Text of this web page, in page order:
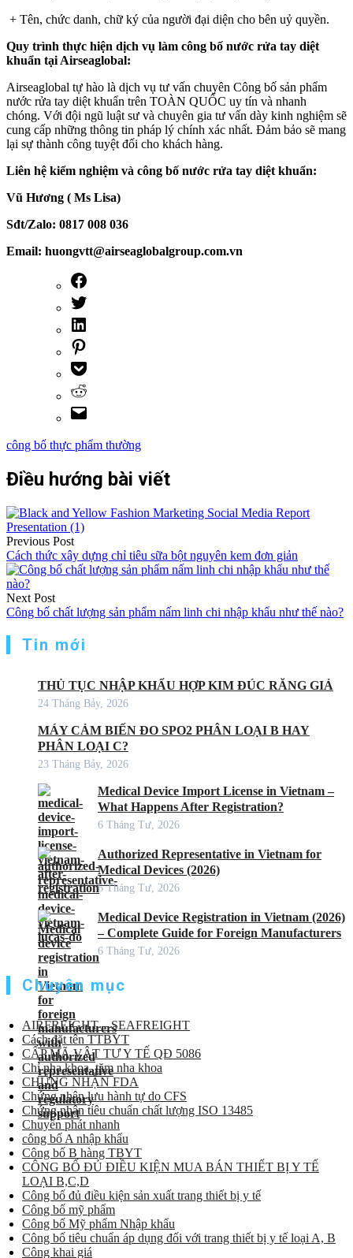
+ Tên, chức danh, chữ ký của người đại diện cho bên uỷ quyền.
Quy trình thực hiện dịch vụ làm công bố nước rửa tay diệt
khuẩn tại Airseaglobal:
Airseaglobal tự hào là dịch vụ tư vấn chuyên Công bố sản phẩm
nước rửa tay diệt khuẩn trên TOÀN QUỐC uy tín và nhanh
chóng. Với đội ngũ luật sư và chuyên gia tư vấn dày kinh nghiệm sẽ
cung cấp những thông tin pháp lý chính xác nhất. Đảm bảo sẽ mang
lại sự thành công tuyệt đối cho khách hàng.
Liên hệ kiểm nghiệm và công bố nước rửa tay diệt khuẩn:
Vũ Hương ( Ms Lisa)
Sđt/Zalo: 0817 008 036
Email: huongvtt@airseaglobalgroup.com.vn
công bố thực phẩm thường
Điều hướng bài viết
Previous Post
Cách thức xây dựng chỉ tiêu sữa bột nguyên kem đơn giản
Next Post
Công bố chất lượng sản phẩm nấm linh chi nhập khẩu như thế nào?
Tin mới
THỦ TỤC NHẬP KHẨU HỢP KIM ĐÚC RĂNG GIẢ
24 Tháng Bảy, 2026
MÁY CẢM BIẾN ĐO SPO2 PHÂN LOẠI B HAY
PHÂN LOẠI C?
23 Tháng Bảy, 2026
Medical Device Import License in Vietnam –
What Happens After Registration?
6 Tháng Tư, 2026
Authorized Representative in Vietnam for
Medical Devices (2026)
6 Tháng Tư, 2026
Medical Device Registration in Vietnam (2026)
– Complete Guide for Foreign Manufacturers
6 Tháng Tư, 2026
Chuyên mục
AIRFREIGHT – SEAFREIGHT
Cách đặt tên TTBYT
CẤP MÃ VẬT TƯ Y TẾ QĐ 5086
Chỉ nha khoa, tăm nha khoa
CHỨNG NHẬN FDA
Chứng nhận lưu hành tự do CFS
Chứng nhận tiêu chuẩn chất lượng ISO 13485
Chuyển phát nhanh
công bố A nhập khẩu
Công bố B hàng TBYT
CÔNG BỐ ĐỦ ĐIỀU KIỆN MUA BÁN THIẾT BỊ Y TẾ
LOẠI B,C,D
Công bố đủ điều kiện sản xuất trang thiết bị y tế
Công bố mỹ phẩm
Công bố Mỹ phẩm Nhập khẩu
Công bố tiêu chuẩn áp dụng đối với trang thiết bị y tế loại A, B
Công khai giá